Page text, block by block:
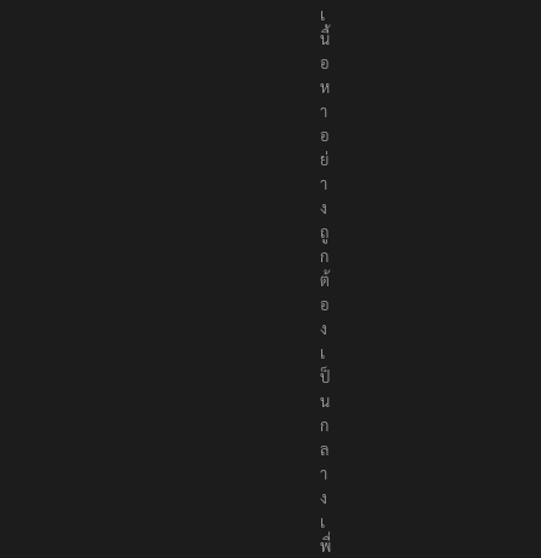
เ
นื้
อ
ห
า
อ
ย่
า
ง
ถู
ก
ต้
อ
ง
เ
ป็
น
ก
ล
า
ง
เ
พื่